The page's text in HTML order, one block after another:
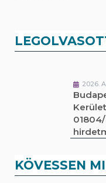
2026.
KÖVESSEN